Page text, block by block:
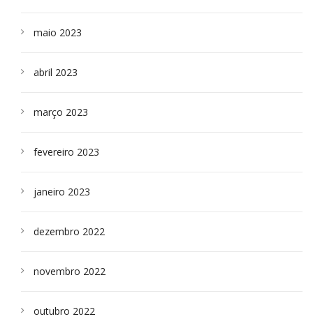
maio 2023
abril 2023
março 2023
fevereiro 2023
janeiro 2023
dezembro 2022
novembro 2022
outubro 2022